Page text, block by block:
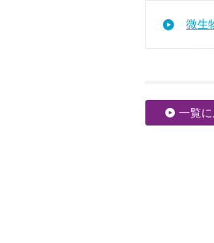
微生
一覧